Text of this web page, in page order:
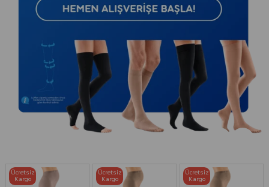
Ücretsiz
Kargo
Ücretsiz
Kargo
Ücretsiz
Kargo